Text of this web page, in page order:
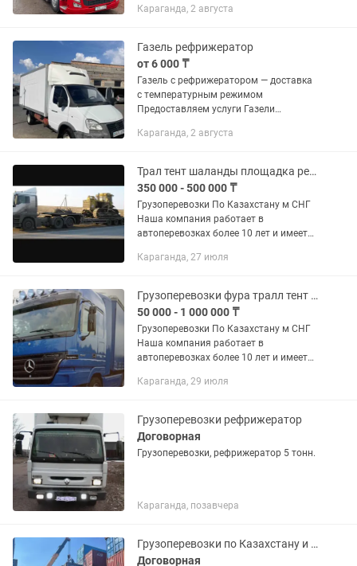
водители,отзывчивые менеджера!
Караганда, 2 августа
Газель рефрижератор
от 6 000 ₸
Газель с рефрижератором — доставка
с температурным режимом
Предоставляем услуги Газели
• Городские и междугородние
Караганда, 2 августа
Трал тент шаланды площадка рефрижератор изо терм
350 000 - 500 000 ₸
Грузоперевозки По Казахстану м СНГ
Наша компания работает в
автоперевозках более 10 лет и имеет
Предоставляем все виды документов.
Караганда, 27 июля
Грузоперевозки фура тралл тент рефрижератор площадка
50 000 - 1 000 000 ₸
Грузоперевозки По Казахстану м СНГ
Наша компания работает в
автоперевозках более 10 лет и имеет
Предоставляем все виды документов.
Караганда, 29 июля
Грузоперевозки рефрижератор
Договорная
Грузоперевозки, рефрижератор 5 тонн.
Караганда, позавчера
Грузоперевозки по Казахстану и СНГ фура трал рефрижератор камаз тентовка ша
Договорная